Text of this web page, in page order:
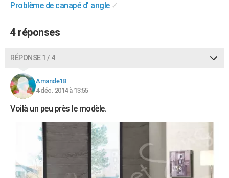
S'inscrire
Se connecter
Lycées
Collèges
Primaires
Universités
Entreprises
Service militaire
Avis de recherche
AVIS DE DÉCÈS
FORUM
Problème de canapé d' angle ✓
4 réponses
RÉPONSE 1 / 4
Amande18
4 déc. 2014 à 13:55
Voilà un peu près le modèle.